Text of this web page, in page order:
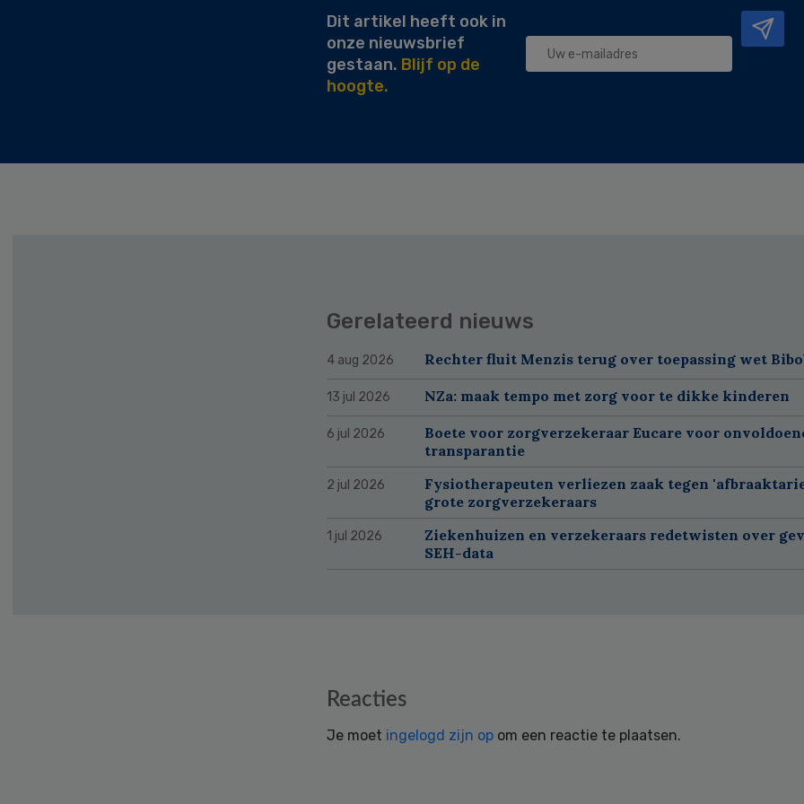
Dit artikel heeft ook in
onze nieuwsbrief
gestaan. Blijf op de
hoogte.
Gerelateerd nieuws
4 aug 2026 Rechter fluit Menzis terug over toepassing wet
13 jul 2026 NZa: maak tempo met zorg voor te dikke kinderen
6 jul 2026
Boete voor zorgverzekeraar Eucare voor
transparantie
2 jul 2026
Fysiotherapeuten verliezen zaak tegen
grote zorgverzekeraars
1 jul 2026
Ziekenhuizen en verzekeraars redetwisten over
SEH-data
Reacties
Je moet ingelogd zijn op om een reactie te plaatsen.